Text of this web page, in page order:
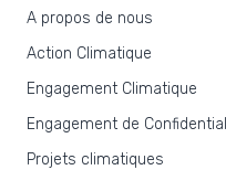
A propos de nous
Action Climatique
Engagement Climatique
Engagement de
Projets climatiques